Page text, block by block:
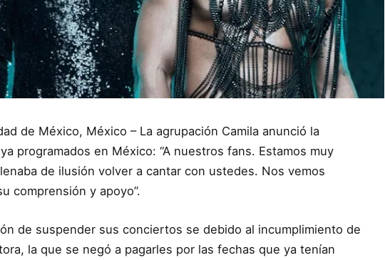
de México, México – La agrupación Camila anunció la
programados en México: “A nuestros fans. Estamos muy
de ilusión volver a cantar con ustedes. Nos vemos
comprensión y apoyo”.
de suspender sus conciertos se debido al incumplimiento de
la que se negó a pagarles por las fechas que ya tenían